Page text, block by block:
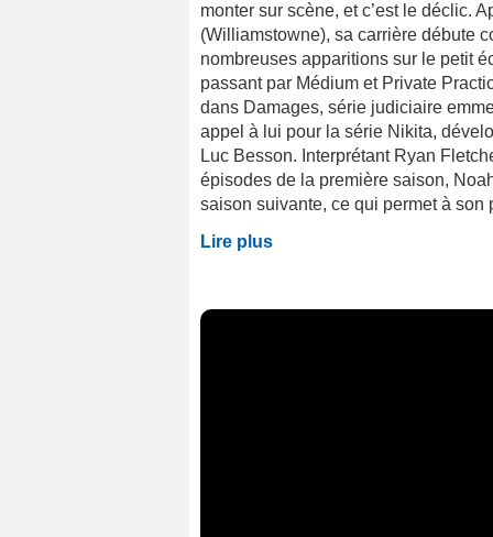
monter sur scène, et c’est le déclic.
(Williamstowne), sa carrière débute
nombreuses apparitions sur le petit
passant par Médium et Private
dans Damages, série judiciaire
appel à lui pour la série Nikita,
Luc Besson. Interprétant Ryan
épisodes de la première saison,
saison suivante, ce qui permet à
Lire plus